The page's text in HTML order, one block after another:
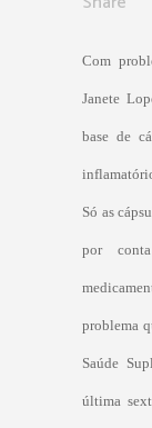
Com
Janete
base de
Só as
por
problema
Saúde
última